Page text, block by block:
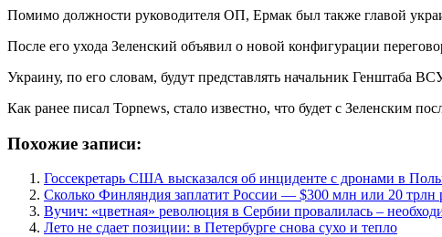
Помимо должности руководителя ОП, Ермак был также главой
После его ухода Зеленский объявил о новой конфигурации
Украину, по его словам, будут представлять начальник Генштаба
Как ранее писал Topnews, стало известно, что будет с Зеленским
Похожие записи:
Госсекретарь США высказался об инциденте с дронами в
Сколько Финляндия заплатит России — $300 млн или 20 трлн
Вучич: «цветная» революция в Сербии провалилась –
Лето не сдает позиции: в Петербурге снова сухо и тепло